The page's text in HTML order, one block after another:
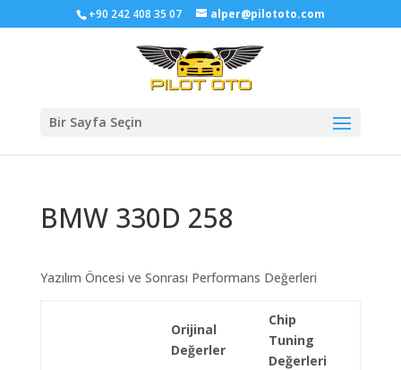
+90 242 408 35 07 alper@pilototo.com
Bir Sayfa Seçin
BMW 330D 258
Yazılım Öncesi ve Sonrası Performans Değerleri
Orijinal
Değerler
Chip
Tuning
Değerleri